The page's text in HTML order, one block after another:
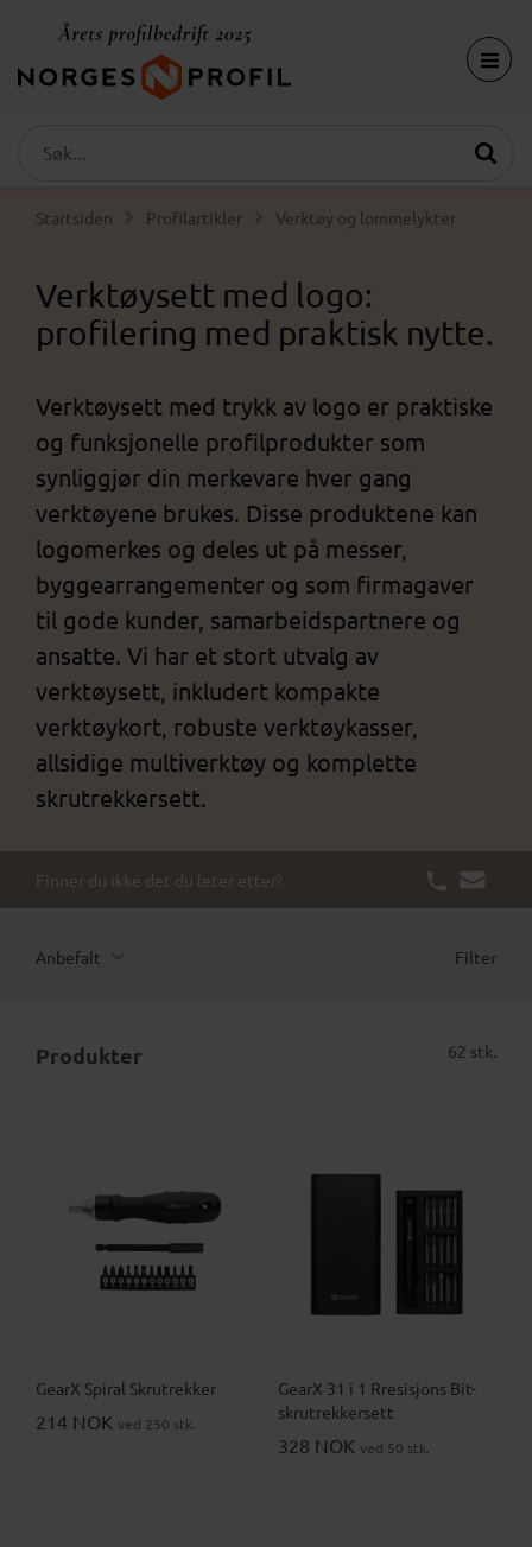
Startsiden Profilartikler Verktøy og lommelykter
Verktøysett med logo:
profilering med praktisk nytte.
Verktøysett med trykk av logo er praktiske
og funksjonelle profilprodukter som
synliggjør din merkevare hver gang
verktøyene brukes. Disse produktene kan
logomerkes og deles ut på messer,
byggearrangementer og som firmagaver
til gode kunder, samarbeidspartnere og
ansatte. Vi har et stort utvalg av
verktøysett, inkludert kompakte
verktøykort, robuste verktøykasser,
allsidige multiverktøy og komplette
skrutrekkersett.
Finner du ikke det du leter etter?
Anbefalt Filter
Produkter 62 stk.
GearX Spiral Skrutrekker
214 NOK ved 250 stk.
GearX 31 i 1 Rresisjons Bit-
skrutrekkersett
328 NOK ved 50 stk.